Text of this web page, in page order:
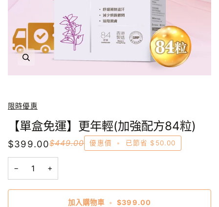
放大
限時優惠
【單盒免運】更年輕(加強配方84粒)
$399.00$449.00 優惠價 • 已節省 $50.00
− +
加入購物車 • $399.00